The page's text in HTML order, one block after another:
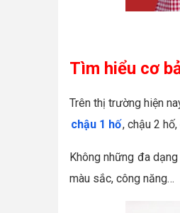
Tìm hiểu cơ
Trên thị trường hiện
chậu 1 hố, chậu 2
Không những đa
màu sắc, công năng…